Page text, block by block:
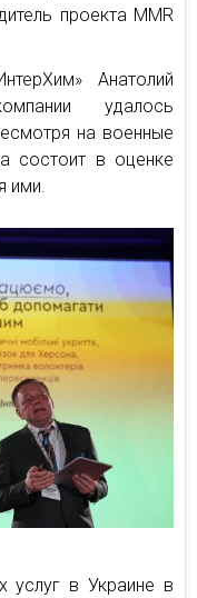
проекта MMR
Анатолий
удалось
на военные
состоит в оценке
ими.
услуг в Украине в